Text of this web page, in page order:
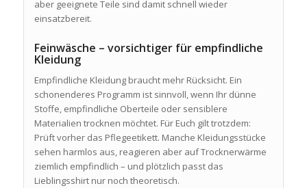
aber geeignete Teile sind damit schnell wieder
einsatzbereit.
Feinwäsche – vorsichtiger für empfindliche
Kleidung
Empfindliche Kleidung braucht mehr Rücksicht. Ein
schonenderes Programm ist sinnvoll, wenn Ihr dünne
Stoffe, empfindliche Oberteile oder sensiblere
Materialien trocknen möchtet. Für Euch gilt trotzdem:
Prüft vorher das Pflegeetikett. Manche Kleidungsstücke
sehen harmlos aus, reagieren aber auf Trocknerwärme
ziemlich empfindlich – und plötzlich passt das
Lieblingsshirt nur noch theoretisch.